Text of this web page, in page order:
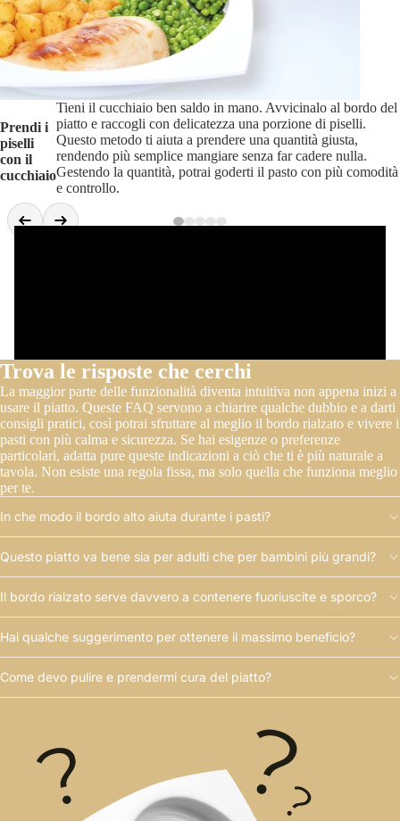
Prendi i
piselli
con il
cucchiaio
Tieni il cucchiaio ben saldo in mano. Avvicinalo al bordo del
piatto e raccogli con delicatezza una porzione di piselli.
Questo metodo ti aiuta a prendere una quantità giusta,
rendendo più semplice mangiare senza far cadere nulla.
Gestendo la quantità, potrai goderti il pasto con più comodità
e controllo.
Trova le risposte che cerchi
La maggior parte delle funzionalità diventa intuitiva non appena inizi a
usare il piatto. Queste FAQ servono a chiarire qualche dubbio e a darti
consigli pratici, così potrai sfruttare al meglio il bordo rialzato e vivere i
pasti con più calma e sicurezza. Se hai esigenze o preferenze
particolari, adatta pure queste indicazioni a ciò che ti è più naturale a
tavola. Non esiste una regola fissa, ma solo quella che funziona meglio
per te.
In che modo il bordo alto aiuta durante i pasti?
Questo piatto va bene sia per adulti che per bambini più grandi?
Il bordo rialzato serve davvero a contenere fuoriuscite e sporco?
Hai qualche suggerimento per ottenere il massimo beneficio?
Come devo pulire e prendermi cura del piatto?